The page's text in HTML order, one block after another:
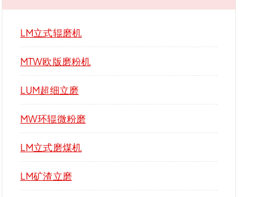
LM立式辊磨机
MTW欧版磨粉机
LUM超细立磨
MW环辊微粉磨
LM立式磨煤机
LM矿渣立磨